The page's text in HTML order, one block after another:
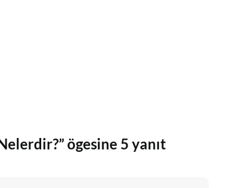
ögesine 5 yanıt